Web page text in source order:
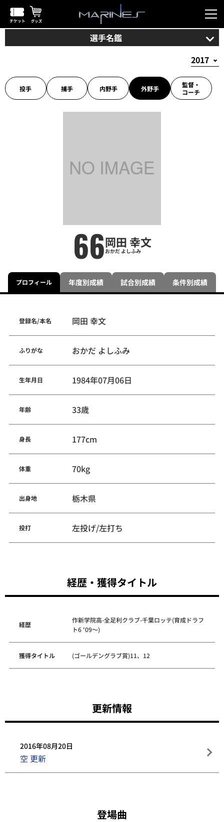
選手名鑑
投手 捕手 内野手 外野手
監督・
コーチ
66岡田 幸文
おかだ よしふみ
プロフィール 年度別成績 試合別成績 条件別成績
登録名/本名 岡田 幸文
ふりがな おかだ よしふみ
生年月日 1984年07月06日
年齢 33歳
身長 177cm
体重 70kg
出身地 栃木県
投打 左投げ/左打ち
経歴・獲得タイトル
経歴
作新学院高-全足利クラブ-千葉ロッテ(育成ドラフ
ト6 '09～)
獲得タイトル (ゴールデングラブ賞)11、12
更新情報
2016年08月20日
空 更新
登場曲